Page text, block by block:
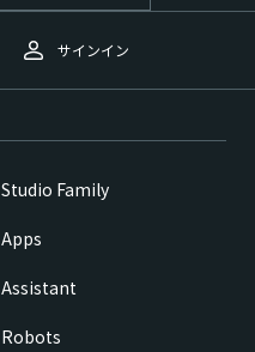
サインイン
Studio Family
Apps
Assistant
Robots